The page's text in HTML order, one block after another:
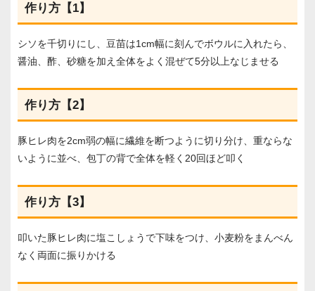
作り方【1】
シソを千切りにし、豆苗は1cm幅に刻んでボウルに入れたら、
醤油、酢、砂糖を加え全体をよく混ぜて5分以上なじませる
作り方【2】
豚ヒレ肉を2cm弱の幅に繊維を断つように切り分け、重ならな
いように並べ、包丁の背で全体を軽く20回ほど叩く
作り方【3】
叩いた豚ヒレ肉に塩こしょうで下味をつけ、小麦粉をまんべん
なく両面に振りかける